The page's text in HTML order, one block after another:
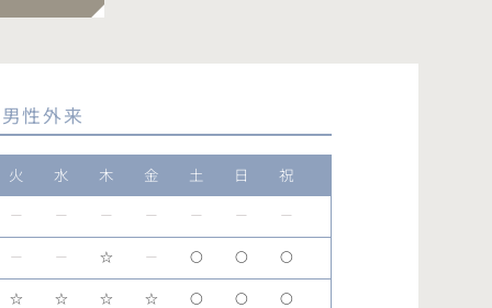
男性外来
火 水 木 金 土 日
祝
ー ー ー ー ー ー ー
ー ー ☆ ー 〇 〇 〇
☆ ☆ ☆ ☆ 〇 〇 〇